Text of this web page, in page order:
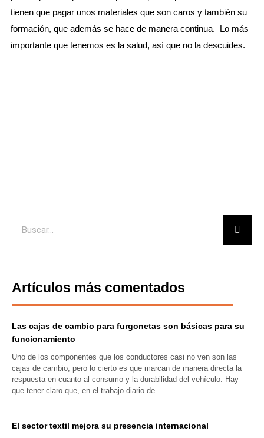
tienen que pagar unos materiales que son caros y también su
formación, que además se hace de manera continua. Lo más
importante que tenemos es la salud, así que no la descuides.
Artículos más comentados
Las cajas de cambio para furgonetas son básicas para su
funcionamiento
Uno de los componentes que los conductores casi no ven son las
cajas de cambio, pero lo cierto es que marcan de manera directa la
respuesta en cuanto al consumo y la durabilidad del vehículo. Hay
que tener claro que, en el trabajo diario de
El sector textil mejora su presencia internacional